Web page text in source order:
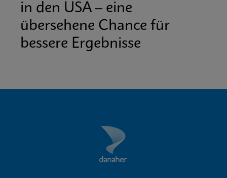
in den USA – eine
übersehene Chance für
bessere Ergebnisse